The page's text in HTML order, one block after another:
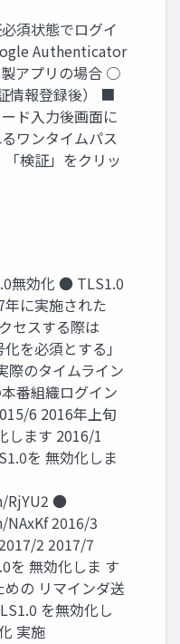
須状態でログイ
Authenticator
アプリの場合 ○
情報登録後） ■
ド入力後画面に
ワンタイムパス
検証」をクリッ
無効化 ● TLS1.0
に実施された
セスする際は
を必須とする」
のタイムライン
本番組織ログイン
6 2016年上旬
します 2016/1
を 無効化しま
RjYU2 ●
2016/3
2 2017/7
を 無効化しま す
の リマインダ送
を無効化し
実施